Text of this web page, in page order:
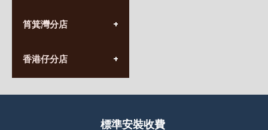
九龍太子太子道西141號
營業時間:
香港堅尼地城卑路乍街
(堅尼地城地鐵站B出口)
筲箕灣分店
營業時間:
(10:00am-20:30pm)
香港仔分店
營業時間:
香港香港仔成都道20-28號標準安裝收費